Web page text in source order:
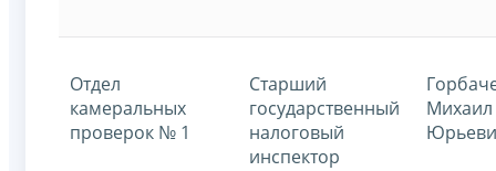
Отдел
камеральных
проверок № 1
Старший
государственный
налоговый
инспектор
Михаил